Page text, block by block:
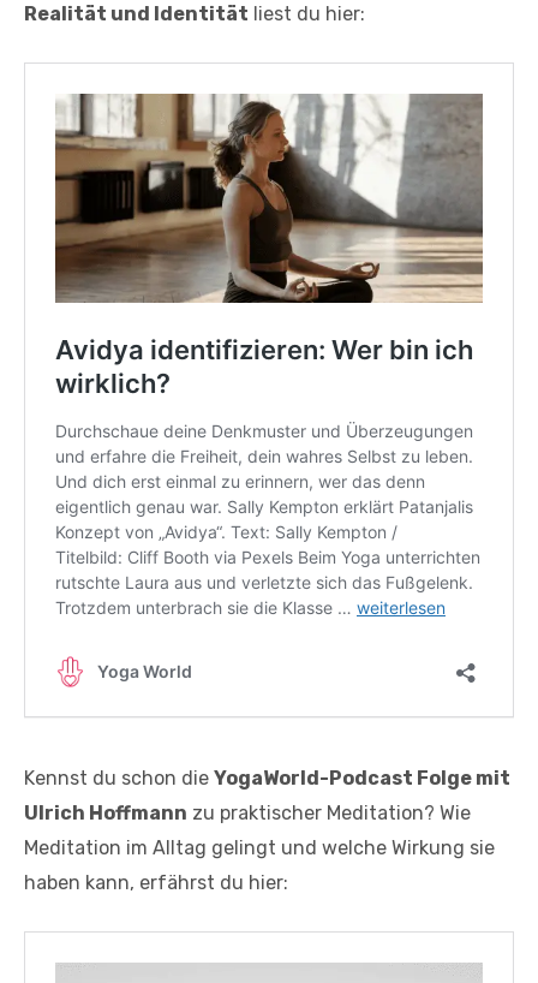
Realität und Identität liest du hier:
Kennst du schon die YogaWorld-Podcast Folge mit
Ulrich Hoffmann zu praktischer Meditation? Wie
Meditation im Alltag gelingt und welche Wirkung sie
haben kann, erfährst du hier: